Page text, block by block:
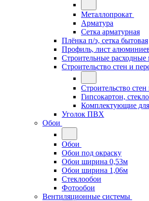
Металлопрокат
Арматура
Сетка арматурная
Плёнка п/э, сетка бытовая
Профиль, лист
Строительные расходные
Строительство стен и
Строительство
Гипсокартон,
Комплектующие для
Уголок ПВХ
Обои
Обои
Обои под окраску
Обои ширина 0,53м
Обои ширина 1,06м
Стеклообои
Фотообои
Вентиляционные системы